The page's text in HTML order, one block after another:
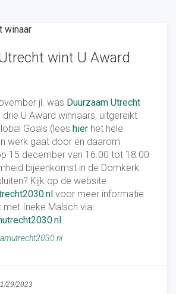
wint U Award
jl. was Duurzaam Utrecht
drie U Award winnaars, uitgereikt
Goals (lees hier het hele
werk gaat door en daarom
15 december van 16.00 tot 18.00
bijeenkomst in de Domkerk.
Kijk op de website
voor meer informatie
Ineke Malsch via:
29/2023